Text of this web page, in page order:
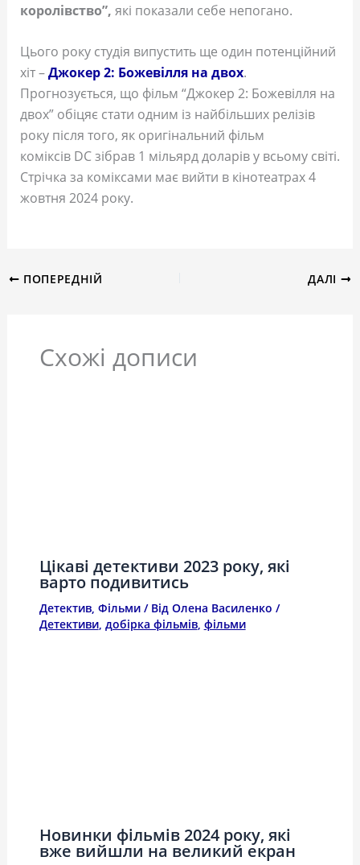
королівство”, які показали себе непогано.
Цього року студія випустить ще один потенційний
хіт –Джокер 2: Божевілля на двох.
Прогнозується, що фільм “Джокер 2: Божевілля на
двох” обіцяє стати одним із найбільших релізів
року після того, як оригінальний фільм
коміксів DC зібрав 1 мільярд доларів у всьому світі.
Стрічка за коміксами має вийти в кінотеатрах 4
жовтня 2024 року.
ПОПЕРЕДНІЙ ДАЛІ
Схожі дописи
Цікаві детективи 2023 року, які
варто подивитись
Детектив, Фільми/ Від Олена Василенко /
Детективи, добірка фільмів, фільми
Новинки фільмів 2024 року, які
вже вийшли на великий екран